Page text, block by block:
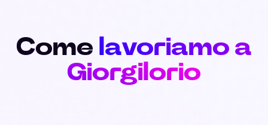
Come lavoriamo a
Giorgilorio